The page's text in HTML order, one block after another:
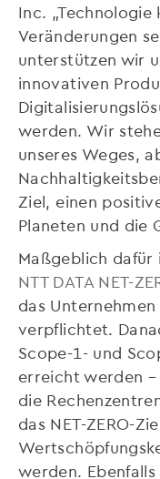
Inc.
Veränderungen
unterstützen wir
innovativen
werden. Wir
unseres Weges,
Ziel, einen
Planeten und die
Maßgeblich
NTT DATA NET-
das Unternehmen
verpflichtet.
Scope-1- und
erreicht werden
die
das NET-ZERO-
werden.